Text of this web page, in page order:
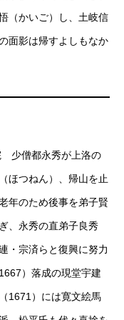
（かいご）し、土岐信
面影は帰すよしもなか
少僧都永秀が上洛の
ほつねん）、帰山を止
年のため後事を弟子賢
、永秀の直弟子良秀
・宗済らと復興に努力
）落成の現堂宇建
1671）には寛文絵馬